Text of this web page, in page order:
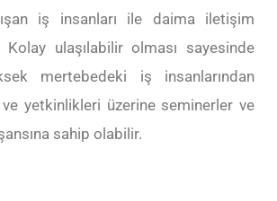
iş insanları ile daima iletişim
Kolay ulaşılabilir olması sayesinde
mertebedeki iş insanlarından
ve yetkinlikleri üzerine seminerler ve
sahip olabilir.